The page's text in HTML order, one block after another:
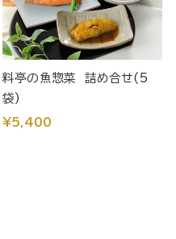
料亭の魚惣菜 詰め合せ(5
袋)
¥5,400